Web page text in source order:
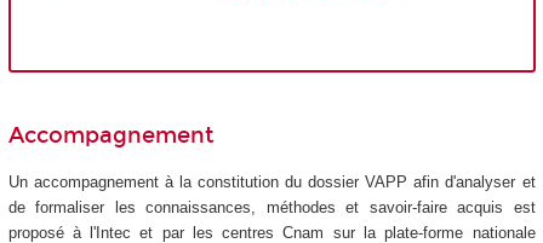
Accompagnement
Un accompagnement à la constitution du dossier VAPP afin d'analyser et
de formaliser les connaissances, méthodes et savoir-faire acquis est
proposé à l'Intec et par les centres Cnam sur la plate-forme nationale